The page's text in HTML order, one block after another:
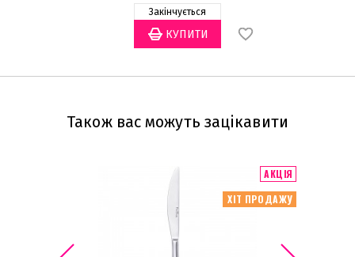
Закінчується
Також вас можуть зацікавити
ХІТ ПРОДАЖУ
АКЦІЯ